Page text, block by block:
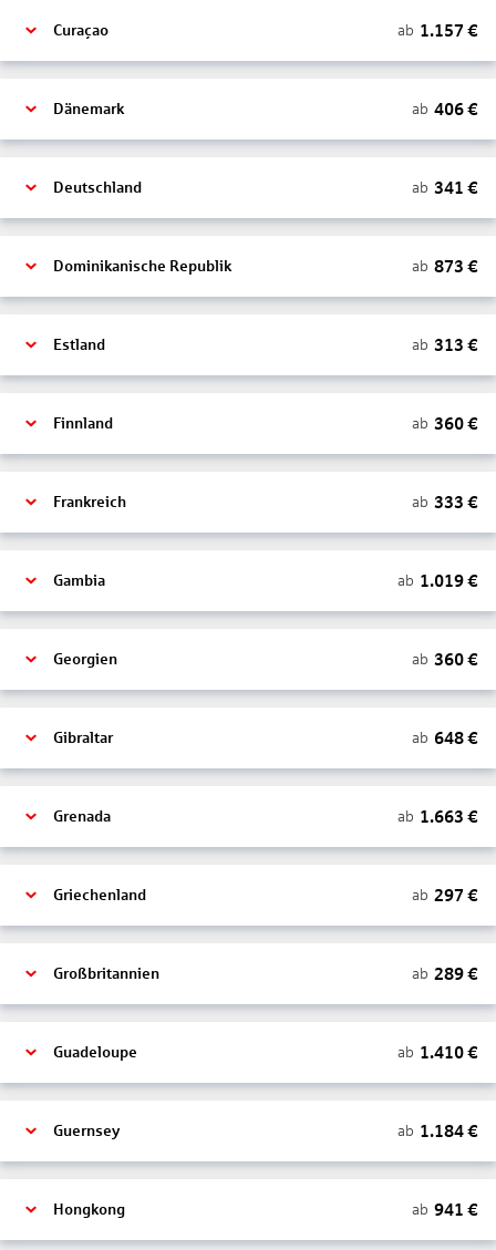
Curaçao ab 1.157 €
Dänemark ab 406€
Deutschland ab 341 €
Dominikanische Republik ab 873 €
Estland ab 313 €
Finnland ab 360€
Frankreich ab 333 €
Gambia ab 1.019€
Georgien ab 360€
Gibraltar ab 648€
Grenada ab 1.663 €
Griechenland ab 297 €
Großbritannien ab 289€
Guadeloupe ab 1.410€
Guernsey ab 1.184€
Hongkong ab 941 €